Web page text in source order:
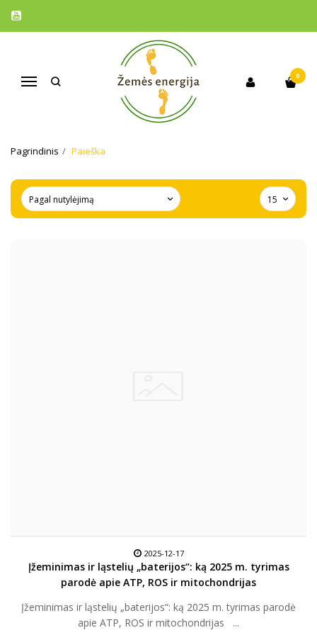
Navigacija
0
Pagrindinis Paieška
2025-12-17
Įžeminimas ir ląstelių „baterijos“: ką 2025 m. tyrimas
parodė apie ATP, ROS ir mitochondrijas
Įžeminimas ir ląstelių „baterijos“: ką 2025 m. tyrimas parodė
apie ATP, ROS ir mitochondrijas ...